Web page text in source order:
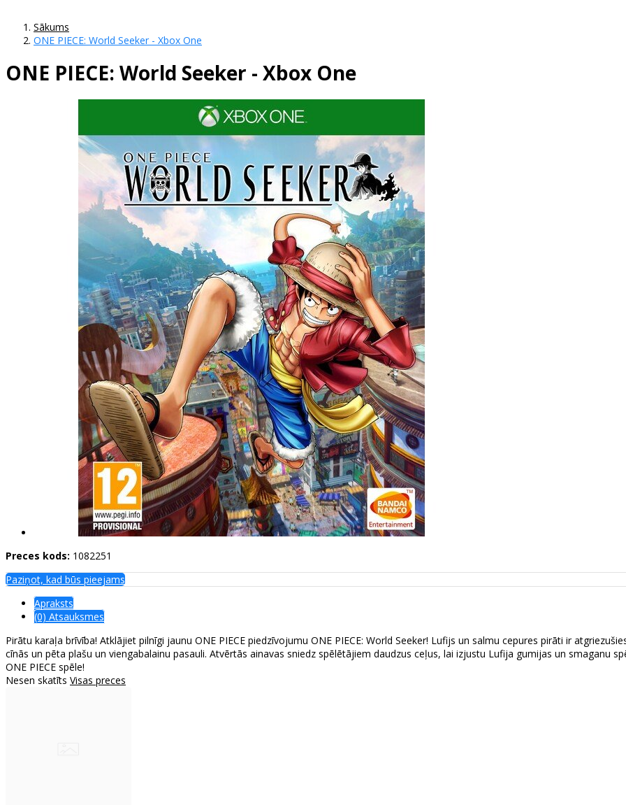
Sākums
ONE PIECE: World Seeker - Xbox One
ONE PIECE: World Seeker - Xbox One
Preces kods: 1082251
Paziņot, kad būs pieejams
Apraksts
(0) Atsauksmes
Pirātu karaļa brīvība! Atklājiet pilnīgi jaunu ONE PIECE piedzīvojumu ONE PIECE: World Seeker! Lufijs un salmu cepures pirāti ir
cīnās un pēta plašu un viengabalainu pasauli. Atvērtās ainavas sniedz spēlētājiem daudzus ceļus, lai izjustu Lufija gumijas un smaganu
ONE PIECE spēle!
Nesen skatīts Visas preces